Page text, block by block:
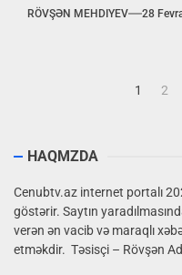
RÖVŞƏN MEHDIYEV 28
1 2
HAQMZDA
Cenubtv.az internet portalı
göstərir. Saytın
verən ən vacib və maraqlı
etməkdir. Təsisçi – Rövşən